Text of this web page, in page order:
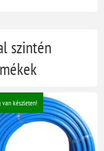
szintén
van készleten!